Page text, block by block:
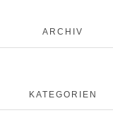
ARCHIV
KATEGORIEN